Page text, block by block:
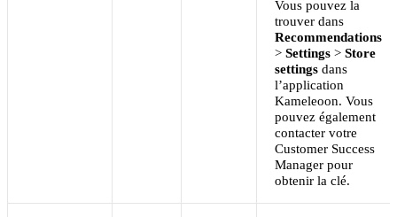
Vous pouvez la
trouver dans
Recommendations
> Settings > Store
settings dans
l’application
Kameleoon. Vous
pouvez également
contacter votre
Customer Success
Manager pour
obtenir la clé.